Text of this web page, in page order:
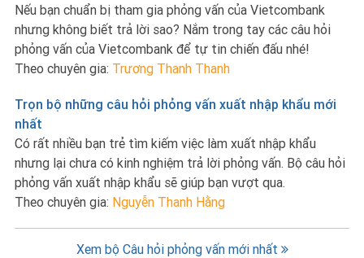
Nếu bạn chuẩn bị tham gia phỏng vấn của Vietcombank
nhưng không biết trả lời sao? Nắm trong tay các câu hỏi
phỏng vấn của Vietcombank để tự tin chiến đấu nhé!
Theo chuyên gia: Trương Thanh Thanh
Trọn bộ những câu hỏi phỏng vấn xuất nhập khẩu mới
nhất
Có rất nhiều bạn trẻ tìm kiếm việc làm xuất nhập khẩu
nhưng lại chưa có kinh nghiệm trả lời phỏng vấn. Bộ câu hỏi
phỏng vấn xuất nhập khẩu sẽ giúp bạn vượt qua.
Theo chuyên gia: Nguyễn Thanh Hằng
Xem bộ Câu hỏi phỏng vấn mới nhất